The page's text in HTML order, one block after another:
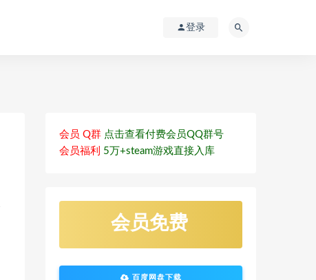
登录
会员 Q群 点击查看付费会员QQ群号
会员福利 5万+steam游戏直接入库
会员免费
百度网盘下载